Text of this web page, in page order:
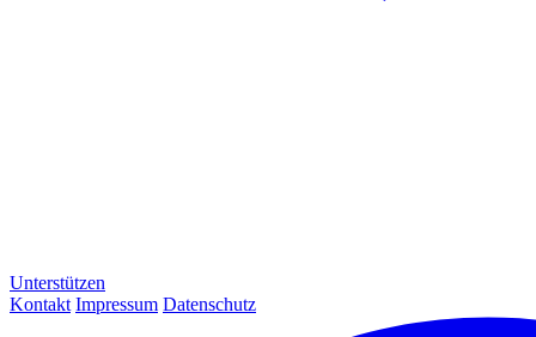
Unterstützen
Kontakt Impressum Datenschutz